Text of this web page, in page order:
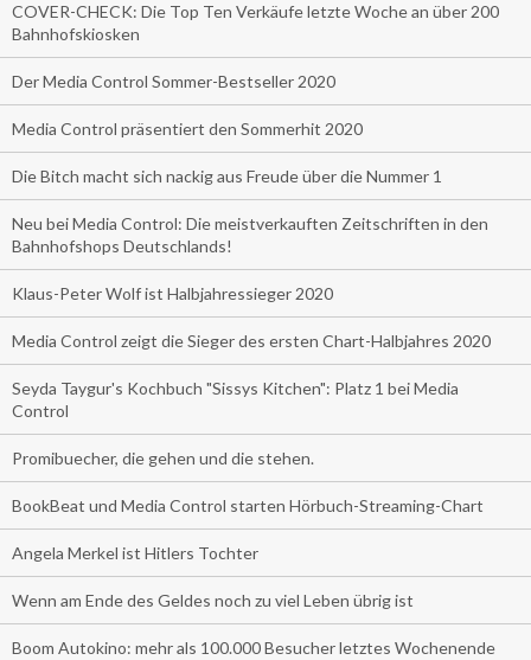
COVER-CHECK: Die Top Ten Verkäufe letzte Woche an über 200
Bahnhofskiosken
Der Media Control Sommer-Bestseller 2020
Media Control präsentiert den Sommerhit 2020
Die Bitch macht sich nackig aus Freude über die Nummer 1
Neu bei Media Control: Die meistverkauften Zeitschriften in den
Bahnhofshops Deutschlands!
Klaus-Peter Wolf ist Halbjahressieger 2020
Media Control zeigt die Sieger des ersten Chart-Halbjahres 2020
Seyda Taygur's Kochbuch "Sissys Kitchen": Platz 1 bei Media
Control
Promibuecher, die gehen und die stehen.
BookBeat und Media Control starten Hörbuch-Streaming-Chart
Angela Merkel ist Hitlers Tochter
Wenn am Ende des Geldes noch zu viel Leben übrig ist
Boom Autokino: mehr als 100.000 Besucher letztes Wochenende